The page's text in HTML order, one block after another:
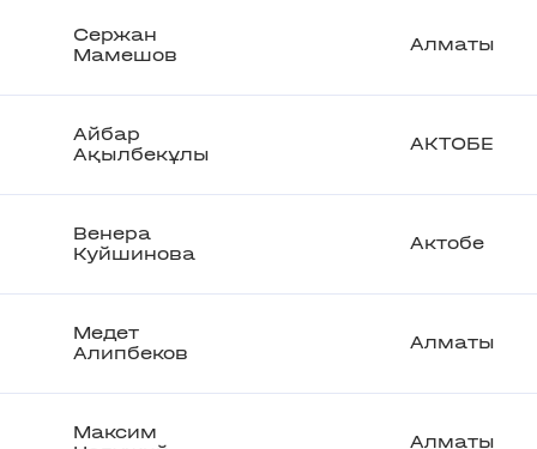
Сержан
Мамешов
Алматы
Айбар
Ақылбекұлы
АКТОБЕ
Венера
Куйшинова
Актобе
Медет
Алипбеков
Алматы
Максим
Алматы